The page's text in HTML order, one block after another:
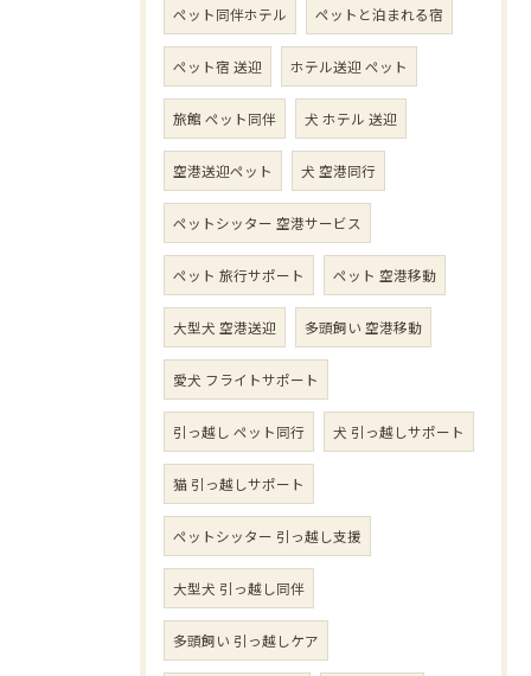
ペット同伴ホテル ペットと泊まれる宿
ペット宿 送迎 ホテル送迎 ペット
旅館 ペット同伴 犬 ホテル 送迎
空港送迎ペット 犬 空港同行
ペットシッター 空港サービス
ペット 旅行サポート ペット 空港移動
大型犬 空港送迎 多頭飼い 空港移動
愛犬 フライトサポート
引っ越し ペット同行 犬 引っ越しサポート
猫 引っ越しサポート
ペットシッター 引っ越し支援
大型犬 引っ越し同伴
多頭飼い 引っ越しケア